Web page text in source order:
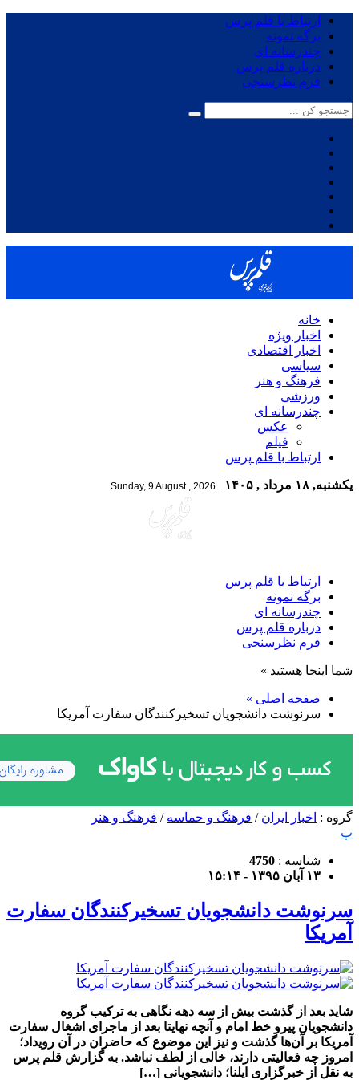
ارتباط با قلم پرس
برگه نمونه
چندرسانه ای
درباره قلم پرس
فرم نظرسنجی
خانه
اخبار ویژه
اخبار اقتصادی
سیاسی
فرهنگ و هنر
ورزشی
چندرسانه ای
عکس
فیلم
ارتباط با قلم پرس
یکشنبه, ۱۸ مرداد , ۱۴۰۵ |
Sunday, 9 August , 2026
ارتباط با قلم پرس
برگه نمونه
چندرسانه ای
درباره قلم پرس
فرم نظرسنجی
شما اینجا هستید »
صفحه اصلی »
سرنوشت دانشجویان تسخیرکنندگان سفارت آمریکا
گروه : اخبار ایران / فرهنگ و حماسه / فرهنگ و هنر
پ
شناسه : 4750
۱۳ آبان ۱۳۹۵ - ۱۵:۱۴
سرنوشت دانشجویان تسخیرکنندگان سفارت
آمریکا
شاید بعد از گذشت بیش از سه دهه نگاهی به ترکیب گروه
دانشجویان پیرو خط امام و آنچه نهایتا بعد از ماجرای اشغال سفارت
آمریکا بر آن‌ها گذشت و نیز این موضوع که حاضران در آن رویداد؛
امروز چه فعالیتی دارند، خالی از لطف نباشد. به گزارش قلم پرس
به نقل از خبرگزاری ایلنا؛ دانشجویانی […]